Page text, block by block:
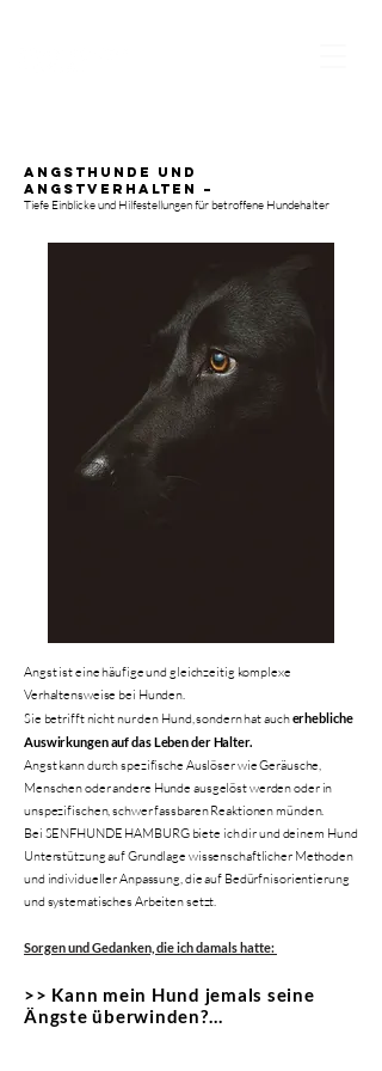
Angsthunde und
Angstverhalten –
Tiefe Einblicke und Hilfestellungen für betroffene Hundehalter
Angst ist eine häufige und gleichzeitig komplexe
Verhaltensweise bei Hunden.
Sie betrifft nicht nur den Hund, sondern hat aucherhebliche
Auswirkungen auf das Leben der Halter.
Angst kann durch spezifische Auslöser wie Geräusche,
Menschen oder andere Hunde ausgelöst werden oder in
unspezifischen, schwer fassbaren Reaktionen münden.
Bei SENFHUNDE HAMBURG biete ich dir und deinem Hund
Unterstützung auf Grundlage wissenschaftlicher Methoden
und individueller Anpassung, die auf Bedürfnisorientierung
und systematisches Arbeiten setzt.
Sorgen und Gedanken, die ich damals hatte:
>> Kann mein Hund jemals seine
Ängste überwinden?